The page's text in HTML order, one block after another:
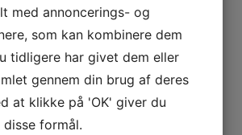
der starter med: W
ord der starter med W
med annoncerings- og
som kan kombinere dem
tidligere har givet dem eller
gennem din brug af deres
at klikke på 'OK' giver du
formål.